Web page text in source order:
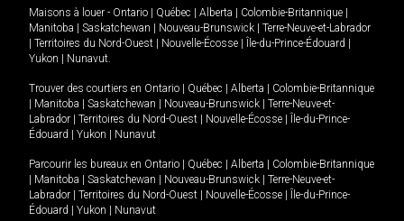
Maisons à louer - Ontario Québec Alberta Colombie-Britannique
Manitoba
Saskatchewan Nouveau-Brunswick
Terre-Neuve-et-Labrador
Territoires du Nord-Ouest Nouvelle-Écosse Île-du-Prince-Édouard
Yukon
Nunavut.
Trouver des courtiers en Ontario Québec Alberta
Colombie-Britannique
Manitoba Saskatchewan Nouveau-Brunswick
Terre-Neuve-et-
Labrador
Territoires du Nord-Ouest Nouvelle-Écosse
Île-du-Prince-
Édouard
Yukon Nunavut
Parcourir les bureaux en Ontario Québec Alberta
Colombie-Britannique
Manitoba Saskatchewan Nouveau-Brunswick
Terre-Neuve-et-
Labrador
Territoires du Nord-Ouest Nouvelle-Écosse
Île-du-Prince-
Édouard
Yukon Nunavut